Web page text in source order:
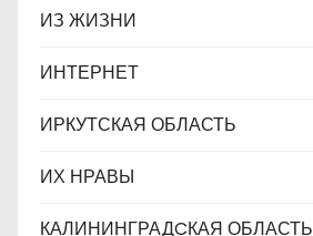
ИЗ ЖИЗНИ
ИНТЕРНЕТ
ИРКУТСКАЯ ОБЛАСТЬ
ИХ НРАВЫ
КАЛИНИНГРАДCКАЯ ОБЛАСТЬ